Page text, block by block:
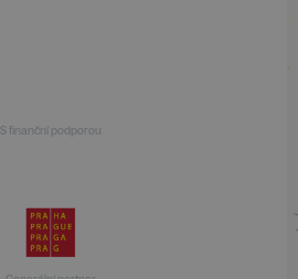
S finanční podporou